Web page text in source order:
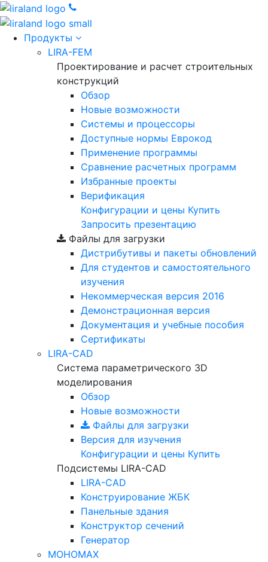
Продукты
LIRA-FEM
Проектирование и расчет строительных
конструкций
Обзор
Новые возможности
Cистемы и процессоры
Доступные нормы Еврокод
Применение программы
Сравнение расчетных программ
Избранные проекты
Верификация
Конфигурации и цены Купить
Запросить презентацию
Файлы для загрузки
Дистрибутивы и пакеты обновлений
Для студентов и самостоятельного
изучения
Некоммерческая версия 2016
Демонстрационная версия
Документация и учебные пособия
Сертификаты
LIRA-CAD
Система параметрического 3D
моделирования
Обзор
Новые возможности
Файлы для загрузки
Версия для изучения
Конфигурации и цены Купить
Подсистемы LIRA-CAD
LIRA-CAD
Конструирование ЖБК
Панельные здания
Конструктор сечений
Генератор
МОНОМАХ